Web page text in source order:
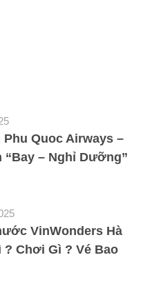
Phu Quoc Airways –
“Bay – Nghỉ Dưỡng”
VinWonders Hà
? Chơi Gì ? Vé Bao